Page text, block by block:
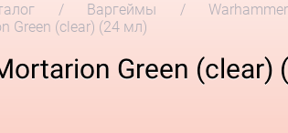
Варгеймы Warhammer
Green (clear) (24 мл)
Green (clear)